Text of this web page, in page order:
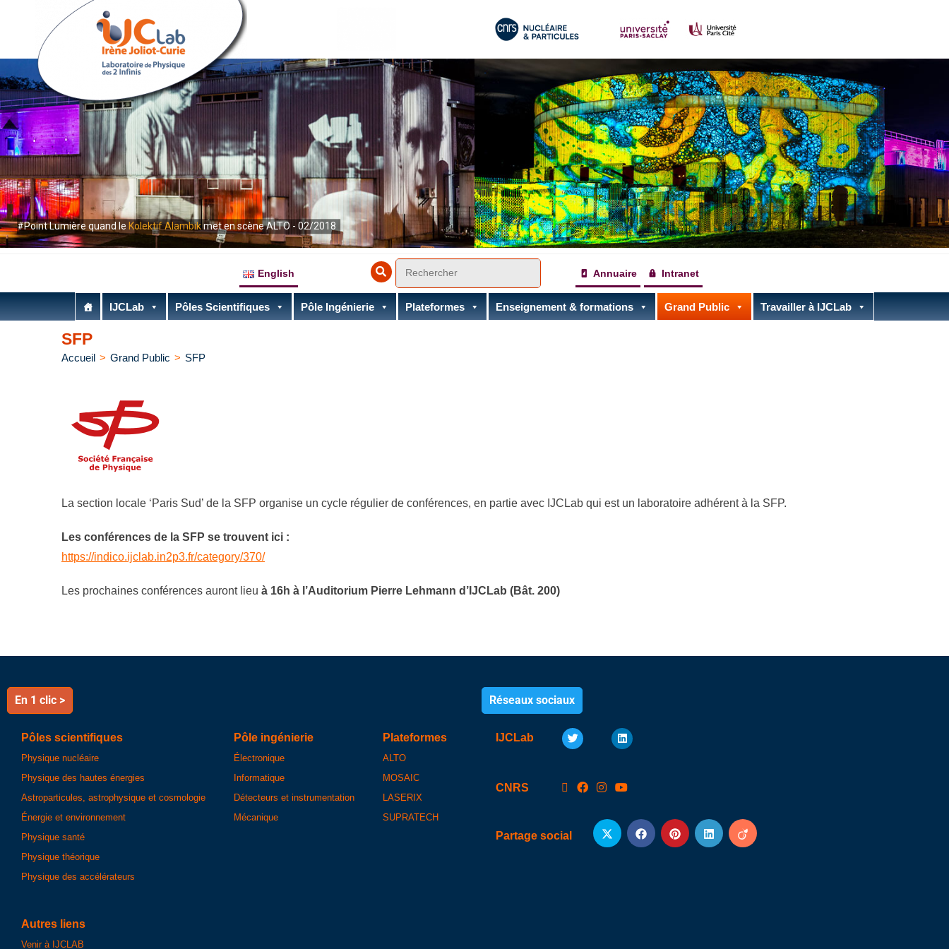
#Point Lumière quand le Kolektif Alambikmet en scène ALTO - 02/2018
English Annuaire Intranet
IJCLab Pôles Scientifiques Pôle Ingénierie Plateformes Enseignement & formations Grand Public Travailler à IJCLab
SFP
Accueil > Grand Public > SFP
La section locale ‘Paris Sud’ de la SFP organise un cycle régulier de conférences, en partie avec IJCLab qui est un laboratoire adhérent à la SFP.
Les conférences de la SFP se trouvent ici :
https://indico.ijclab.in2p3.fr/category/370/
Les prochaines conférences auront lieu à 16h à l’Auditorium Pierre Lehmann d’IJCLab (Bât. 200)
En 1 clic >
Pôles scientifiques
Physique nucléaire
Physique des hautes énergies
Astroparticules, astrophysique et cosmologie
Énergie et environnement
Physique santé
Physique théorique
Physique des accélérateurs
Pôle ingénierie
Électronique
Informatique
Détecteurs et instrumentation
Mécanique
Plateformes
ALTO
MOSAIC
LASERIX
SUPRATECH
Autres liens
Venir à IJCLAB
Réseaux sociaux
IJCLab
CNRS
Partage social